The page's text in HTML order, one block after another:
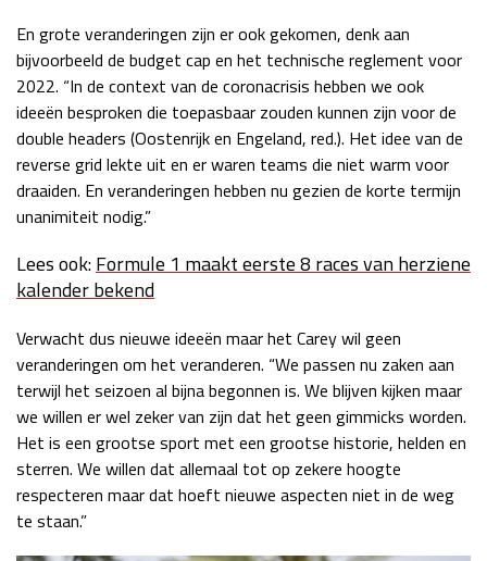
En grote veranderingen zijn er ook gekomen, denk aan
bijvoorbeeld de budget cap en het technische reglement voor
2022. “In de context van de coronacrisis hebben we ook
ideeën besproken die toepasbaar zouden kunnen zijn voor de
double headers (Oostenrijk en Engeland, red.). Het idee van de
reverse grid lekte uit en er waren teams die niet warm voor
draaiden. En veranderingen hebben nu gezien de korte termijn
unanimiteit nodig.”
Lees ook:Formule 1 maakt eerste 8 races van herziene
kalender bekend
Verwacht dus nieuwe ideeën maar het Carey wil geen
veranderingen om het veranderen. “We passen nu zaken aan
terwijl het seizoen al bijna begonnen is. We blijven kijken maar
we willen er wel zeker van zijn dat het geen gimmicks worden.
Het is een grootse sport met een grootse historie, helden en
sterren. We willen dat allemaal tot op zekere hoogte
respecteren maar dat hoeft nieuwe aspecten niet in de weg
te staan.”